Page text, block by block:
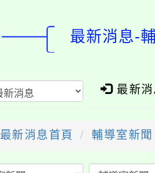
最新消息-
最新消
最新消息首頁 輔導室新聞